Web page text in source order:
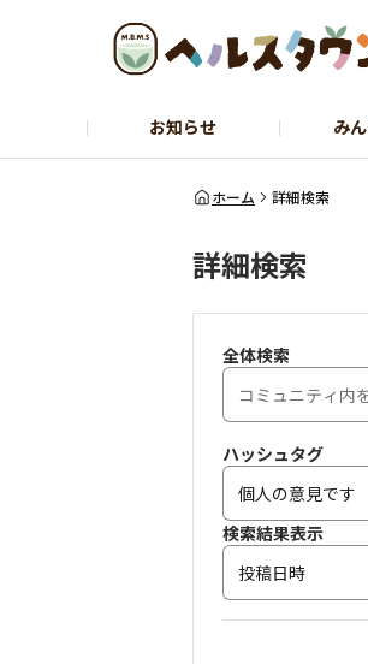
お知らせ み
ヘルスコーチャーのひとり
ホーム 詳細検索
詳細検索
全体検索
ハッシュタグ
検索結果表示
投稿日時